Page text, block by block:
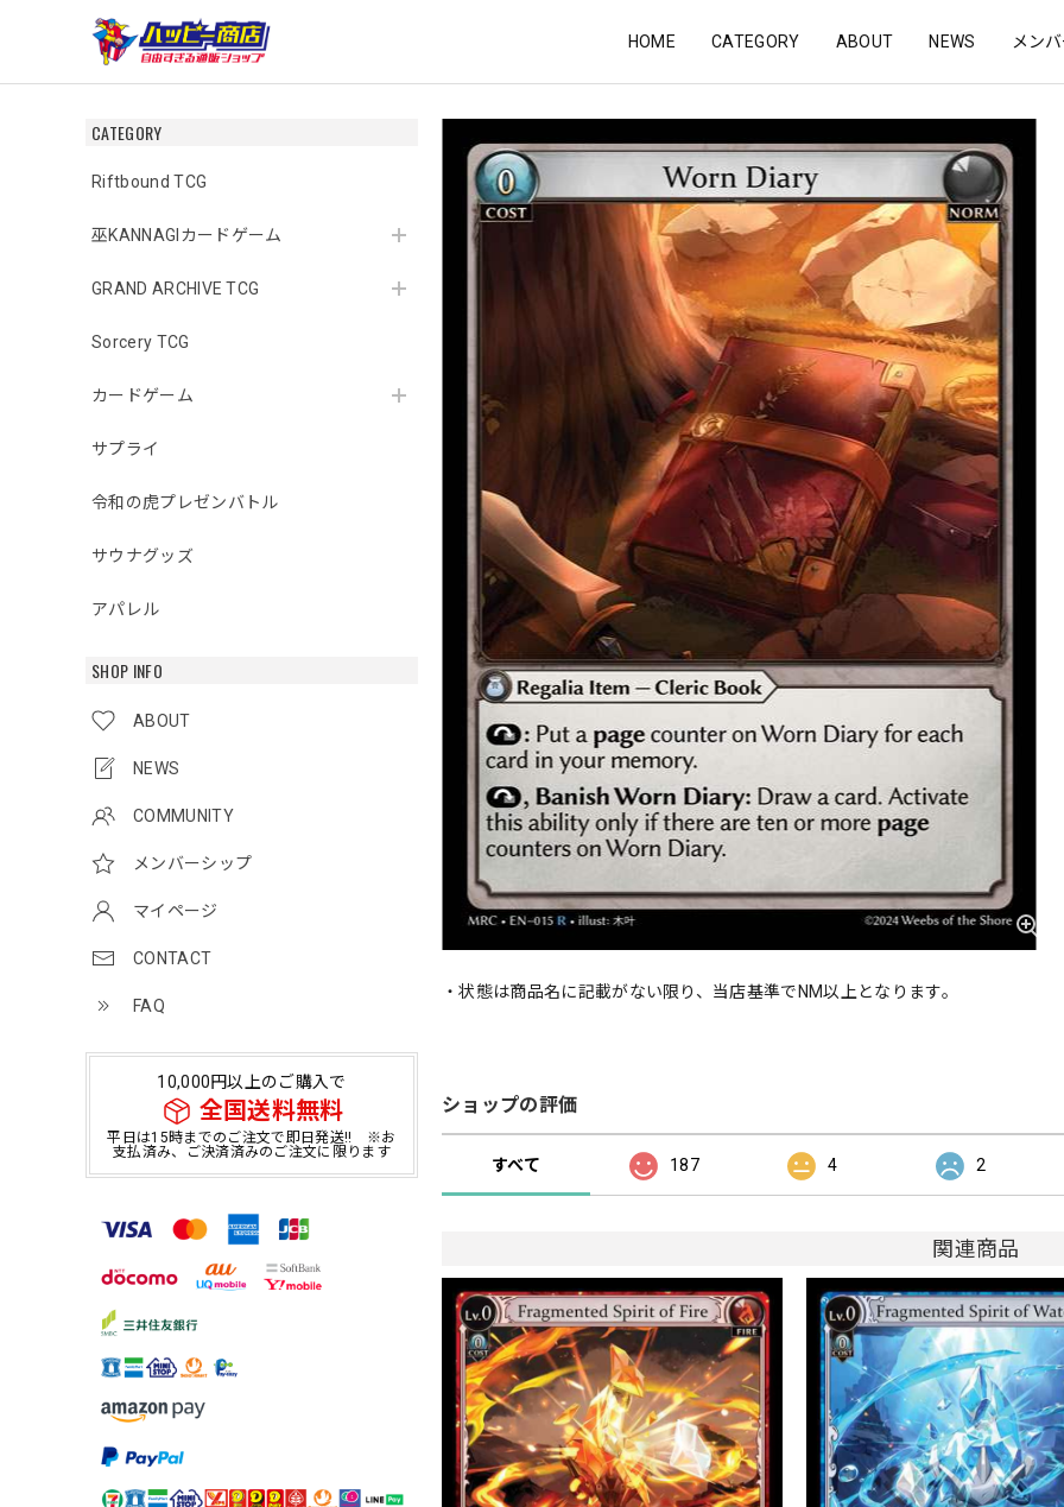
HOME CATEGORY ABOUT NEWS メン
CATEGORY
Riftbound TCG
巫KANNAGIカードゲーム
GRAND ARCHIVE TCG
Sorcery TCG
カードゲーム
サプライ
令和の虎プレゼンバトル
サウナグッズ
アパレル
SHOP INFO
ABOUT
NEWS
COMMUNITY
メンバーシップ
マイページ
CONTACT
FAQ
10,000円以上のご購入で
全国送料無料
平日は15時までのご注文で即日発送!! ※お
支払済み、ご決済済みのご注文に限ります
・状態は商品名に記載がない限り、当店基準でNM以上となります。
ショップの評価
すべて 187 4 2
関連商品